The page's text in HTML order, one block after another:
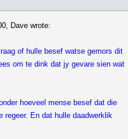
Dave wrote:
of hulle besef watse gemors dit
om te dink dat jy gevare sien wat
hoeveel mense besef dat die
regeer. En dat hulle daadwerklik